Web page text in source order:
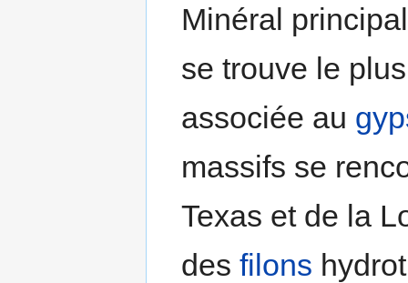
Minéral
se trouve le
associée au
massifs se
Texas et de la
desfilons